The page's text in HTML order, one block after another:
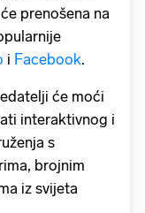
prenošena na
i Facebook.
će moći
interaktivnog i
s
brojnim
iz svijeta